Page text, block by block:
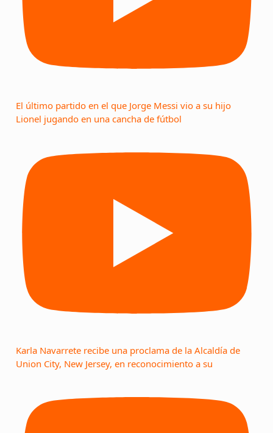
El último partido en el que Jorge Messi vio a su hijo
Lionel jugando en una cancha de fútbol
Karla Navarrete recibe una proclama de la Alcaldía de
Union City, New Jersey, en reconocimiento a su